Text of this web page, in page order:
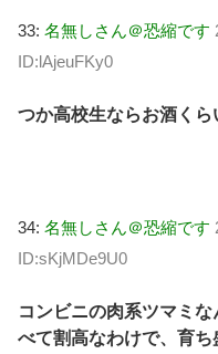
33: 名無しさん＠恐縮です
ID:lAjeuFKy0
つか高校生ならお酒くら
34: 名無しさん＠恐縮です
ID:sKjMDe9U0
コンビニの肉系ツマミ
べて割高なわけで、育ち